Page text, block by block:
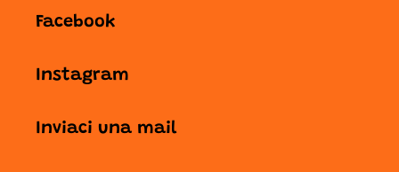
Facebook
Instagram
Inviaci una mail